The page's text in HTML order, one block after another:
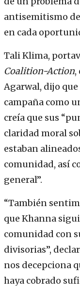
antisemitismo
en cada
Tali Klima,
Coalition-Action,
Agarwal, dijo
campaña como
creía que sus
claridad moral
estaban
comunidad, así
general”.
“También
que Khanna
comunidad con
divisorias”,
nos decepciona
haya cobrado